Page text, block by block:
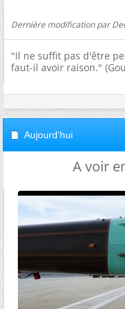
Dernière modification par
"Il ne suffit pas d'être
faut-il avoir raison."
Aujourd'hui
A voir